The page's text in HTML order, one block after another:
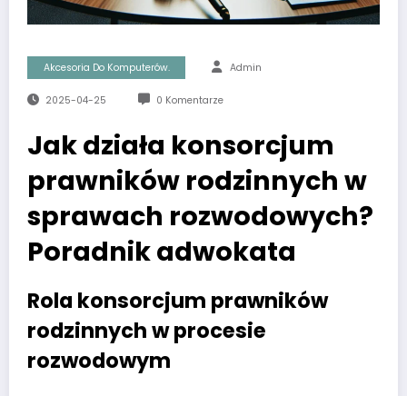
Akcesoria Do Komputerów. Admin
2025-04-25 0 Komentarze
Jak działa konsorcjum
prawników rodzinnych w
sprawach rozwodowych?
Poradnik adwokata
Rola konsorcjum prawników
rodzinnych w procesie
rozwodowym